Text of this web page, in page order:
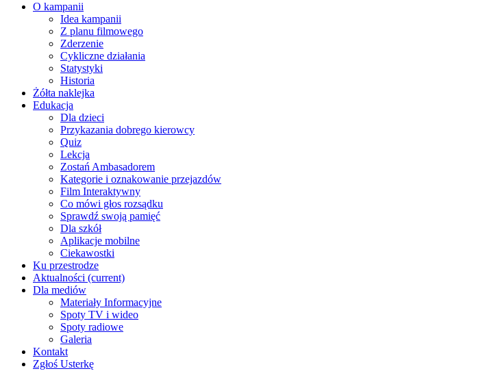
O kampanii
Idea kampanii
Z planu filmowego
Zderzenie
Cykliczne działania
Statystyki
Historia
Żółta naklejka
Edukacja
Dla dzieci
Przykazania dobrego kierowcy
Quiz
Lekcja
Zostań Ambasadorem
Kategorie i oznakowanie przejazdów
Film Interaktywny
Co mówi głos rozsądku
Sprawdź swoją pamięć
Dla szkół
Aplikacje mobilne
Ciekawostki
Ku przestrodze
Aktualności (current)
Dla mediów
Materiały Informacyjne
Spoty TV i wideo
Spoty radiowe
Galeria
Kontakt
Zgłoś Usterkę